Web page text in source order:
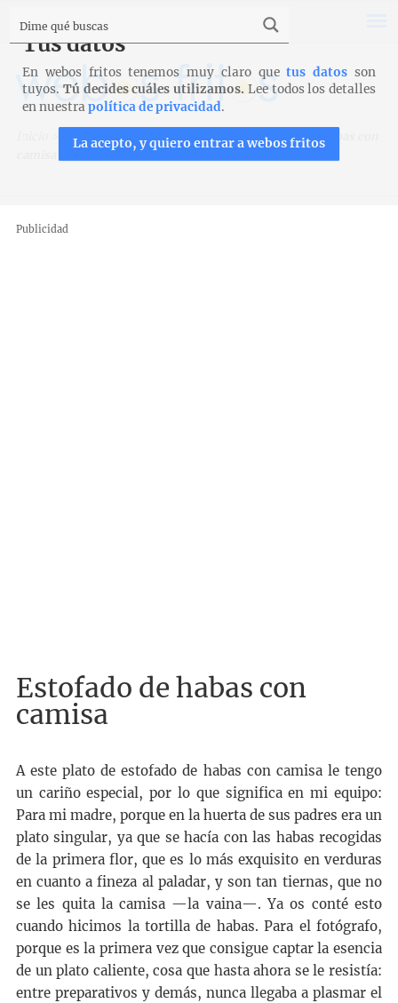
Recetas Verduras y legumbres
Estofado de habas con
Publicidad
Estofado de habas con
camisa
A este plato de estofado de habas con camisa le tengo
un cariño especial, por lo que significa en mi equipo:
Para mi madre, porque en la huerta de sus padres era un
plato singular, ya que se hacía con las habas recogidas
de la primera flor, que es lo más exquisito en verduras
en cuanto a fineza al paladar, y son tan tiernas, que no
se les quita la camisa —la vaina—. Ya os conté esto
cuando hicimos la tortilla de habas. Para el fotógrafo,
porque es la primera vez que consigue captar la esencia
de un plato caliente, cosa que hasta ahora se le resistía:
entre preparativos y demás, nunca llegaba a plasmar el
Tus datos
En webos fritos tenemos muy claro quetus datos son
tuyos. Tú decides cuáles utilizamos. Lee todos los detalles
en nuestrapolítica de privacidad.
La acepto, y quiero entrar a webos fritos